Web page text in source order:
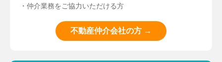
・仲介業務をご協力いただける方
不動産仲介会社の方 →